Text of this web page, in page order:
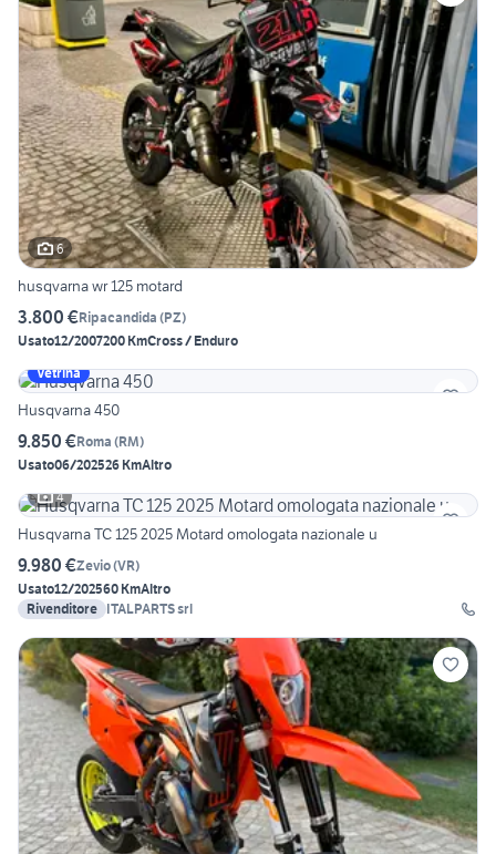
6
husqvarna wr 125 motard
3.800 €Ripacandida (PZ)
Usato12/2007200 KmCross / Enduro
Vetrina
Husqvarna 450
9.850 €Roma (RM)
Usato06/202526 KmAltro
4
Husqvarna TC 125 2025 Motard omologata nazionale u
9.980 €Zevio(VR)
Usato12/202560 KmAltro
Rivenditore ITALPARTS srl